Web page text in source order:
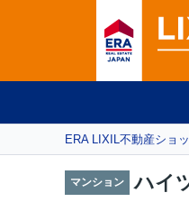
ERA LIXIL不動産ショ
マンション ハイ